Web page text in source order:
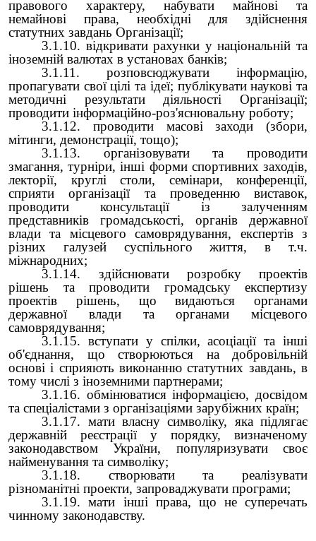
правового характеру, набувати майнові та
немайнові права, необхідні для здійснення
статутних завдань Організації;
3.1.10. відкривати рахунки у національній та
іноземній валютах в установах банків;
3.1.11. розповсюджувати інформацію,
пропагувати свої цілі та ідеї; публікувати наукові та
методичні результати діяльності Організації;
проводити інформаційно-роз'яснювальну роботу;
3.1.12. проводити масові заходи (збори,
мітинги, демонстрації, тощо);
3.1.13. організовувати та проводити
змагання, турніри, інші форми спортивних заходів,
лекторії, круглі столи, семінари, конференції,
сприяти організації та проведенню виставок,
проводити консультації із залученням
представників громадськості, органів державної
влади та місцевого самоврядування, експертів з
різних галузей суспільного життя, в т.ч.
міжнародних;
3.1.14. здійснювати розробку проектів
рішень та проводити громадську експертизу
проектів рішень, що видаються органами
державної влади та органами місцевого
самоврядування;
3.1.15. вступати у спілки, асоціації та інші
об'єднання, що створюються на добровільній
основі і сприяють виконанню статутних завдань, в
тому числі з іноземними партнерами;
3.1.16. обмінюватися інформацією, досвідом
та спеціалістами з організаціями зарубіжних країн;
3.1.17. мати власну символіку, яка підлягає
державній реєстрації у порядку, визначеному
законодавством України, популяризувати своє
найменування та символіку;
3.1.18. створювати та реалізувати
різноманітні проекти, запроваджувати програми;
3.1.19. мати інші права, що не суперечать
чинному законодавству.